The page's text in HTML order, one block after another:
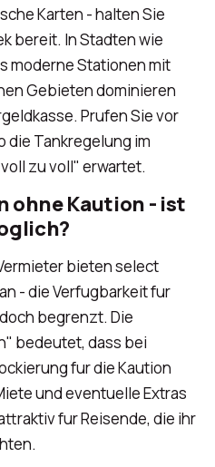
Karten - halten Sie
bereit. In Stadten wie
moderne Stationen mit
Gebieten dominieren
Prufen Sie vor
die Tankregelung im
zu voll" erwartet.
ohne Kaution - ist
bieten select
- die Verfugbarkeit fur
begrenzt. Die
bedeutet, dass bei
fur die Kaution
und eventuelle Extras
fur Reisende, die ihr